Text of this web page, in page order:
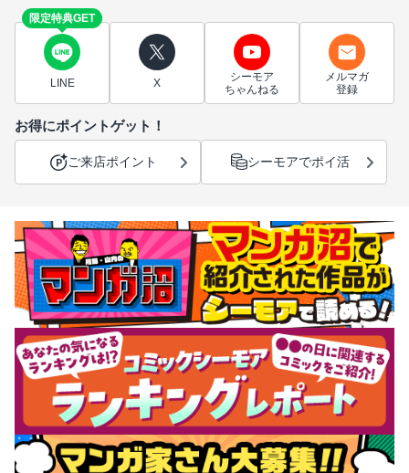
限定特典GET
LINE X
シーモア
ちゃんねる
メルマガ
登録
お得にポイントゲット！
ご来店ポイント シーモアでポイ活